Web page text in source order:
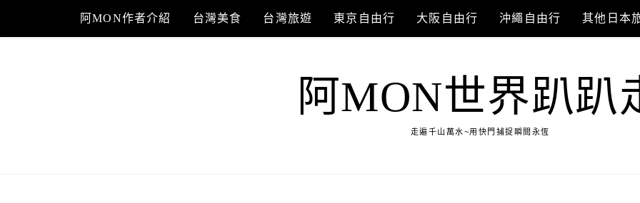
content
阿MON作者介紹 台灣美食 台灣旅遊 東京自由行 大阪自由行 沖繩自由行 其他日本
阿MON世界趴趴
走遍千山萬水~用快門捕捉瞬間永恆